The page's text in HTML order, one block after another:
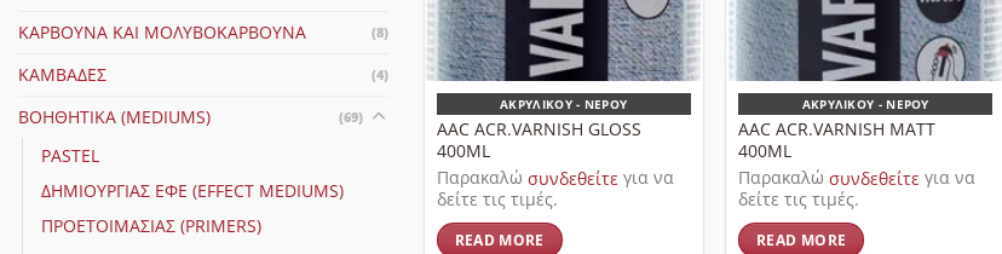
ΚΆΡΒΟΥΝΑ ΚΑΙ ΜΟΛΥΒΟΚΆΡΒΟΥΝΑ (8)
ΚΑΜΒΆΔΕΣ (4)
ΒΟΗΘΗΤΙΚΆ (MEDIUMS) (69)
PASTEL
ΔΗΜΙΟΥΡΓΊΑΣ ΕΦΈ (EFFECT MEDIUMS)
ΠΡΟΕΤΟΙΜΑΣΊΑΣ (PRIMERS)
ΑΚΡΥΛΙΚΟΎ - ΝΕΡΟΎ
AAC ACR.VARNISH GLOSS
400ML
Παρακαλώ συνδεθείτε για να
δείτε τις τιμές.
READ MORE
ΑΚΡΥΛΙΚΟΎ - ΝΕΡΟΎ
AAC ACR.VARNISH MATT
400ML
Παρακαλώσυνδεθείτε για να
δείτε τις τιμές.
READ MORE